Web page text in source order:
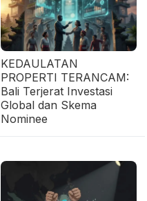
KEDAULATAN
PROPERTI TERANCAM:
Bali Terjerat Investasi
Global dan Skema
Nominee